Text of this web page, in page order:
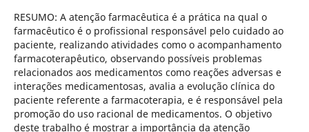
RESUMO: A atenção farmacêutica é a prática na qual o
farmacêutico é o profissional responsável pelo cuidado ao
paciente, realizando atividades como o acompanhamento
farmacoterapêutico, observando possíveis problemas
relacionados aos medicamentos como reações adversas e
interações medicamentosas, avalia a evolução clínica do
paciente referente a farmacoterapia, e é responsável pela
promoção do uso racional de medicamentos. O objetivo
deste trabalho é mostrar a importância da atenção